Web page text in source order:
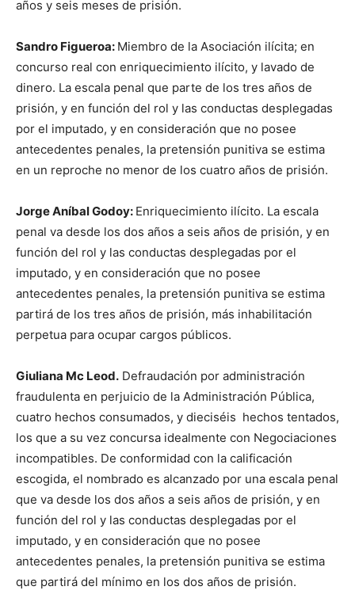
años y seis meses de prisión.
Sandro Figueroa: Miembro de la Asociación ilícita; en
concurso real con enriquecimiento ilícito, y lavado de
dinero. La escala penal que parte de los tres años de
prisión, y en función del rol y las conductas desplegadas
por el imputado, y en consideración que no posee
antecedentes penales, la pretensión punitiva se estima
en un reproche no menor de los cuatro años de prisión.
Jorge Aníbal Godoy: Enriquecimiento ilícito. La escala
penal va desde los dos años a seis años de prisión, y en
función del rol y las conductas desplegadas por el
imputado, y en consideración que no posee
antecedentes penales, la pretensión punitiva se estima
partirá de los tres años de prisión, más inhabilitación
perpetua para ocupar cargos públicos.
Giuliana Mc Leod. Defraudación por administración
fraudulenta en perjuicio de la Administración Pública,
cuatro hechos consumados, y dieciséis hechos tentados,
los que a su vez concursa idealmente con Negociaciones
incompatibles. De conformidad con la calificación
escogida, el nombrado es alcanzado por una escala penal
que va desde los dos años a seis años de prisión, y en
función del rol y las conductas desplegadas por el
imputado, y en consideración que no posee
antecedentes penales, la pretensión punitiva se estima
que partirá del mínimo en los dos años de prisión.